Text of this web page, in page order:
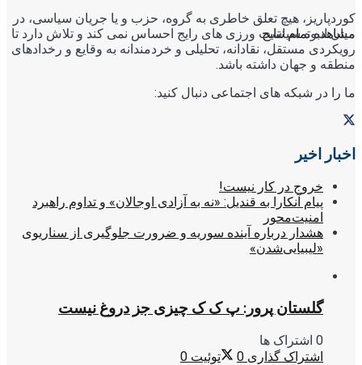
مشاهده تمام نتایج
کوردپاریز، هیچ تعلق خاطری به گروه، حزب و یا جریان سیاسی، در
میان انبوه سیاست ورزی های رایج احساس نمی کند و تلاش دارد تا
رویکردی مستقل، نقادانه، تحلیلی و خردمندانه به وقایع و رخدادهای
منطقه و جهان داشته باشد.
ما را در شبکه های اجتماعی دنبال کنید:
اخبار اخیر
خروج در کار نیست!
پیام آنکارا به قندیل: «نه به آزادی اوجالان» و تداوم راهبرد
امنیت‌محور
هشدار درباره آینده سوریه و ضرورت جلوگیری از سناریوی
«لیبیایی‌شدن»
گلستان پرور: پ ک ک چیزی جز دروغ نیست
0 اشتراک ها
اشتراک گذاری 0 توئیت 0